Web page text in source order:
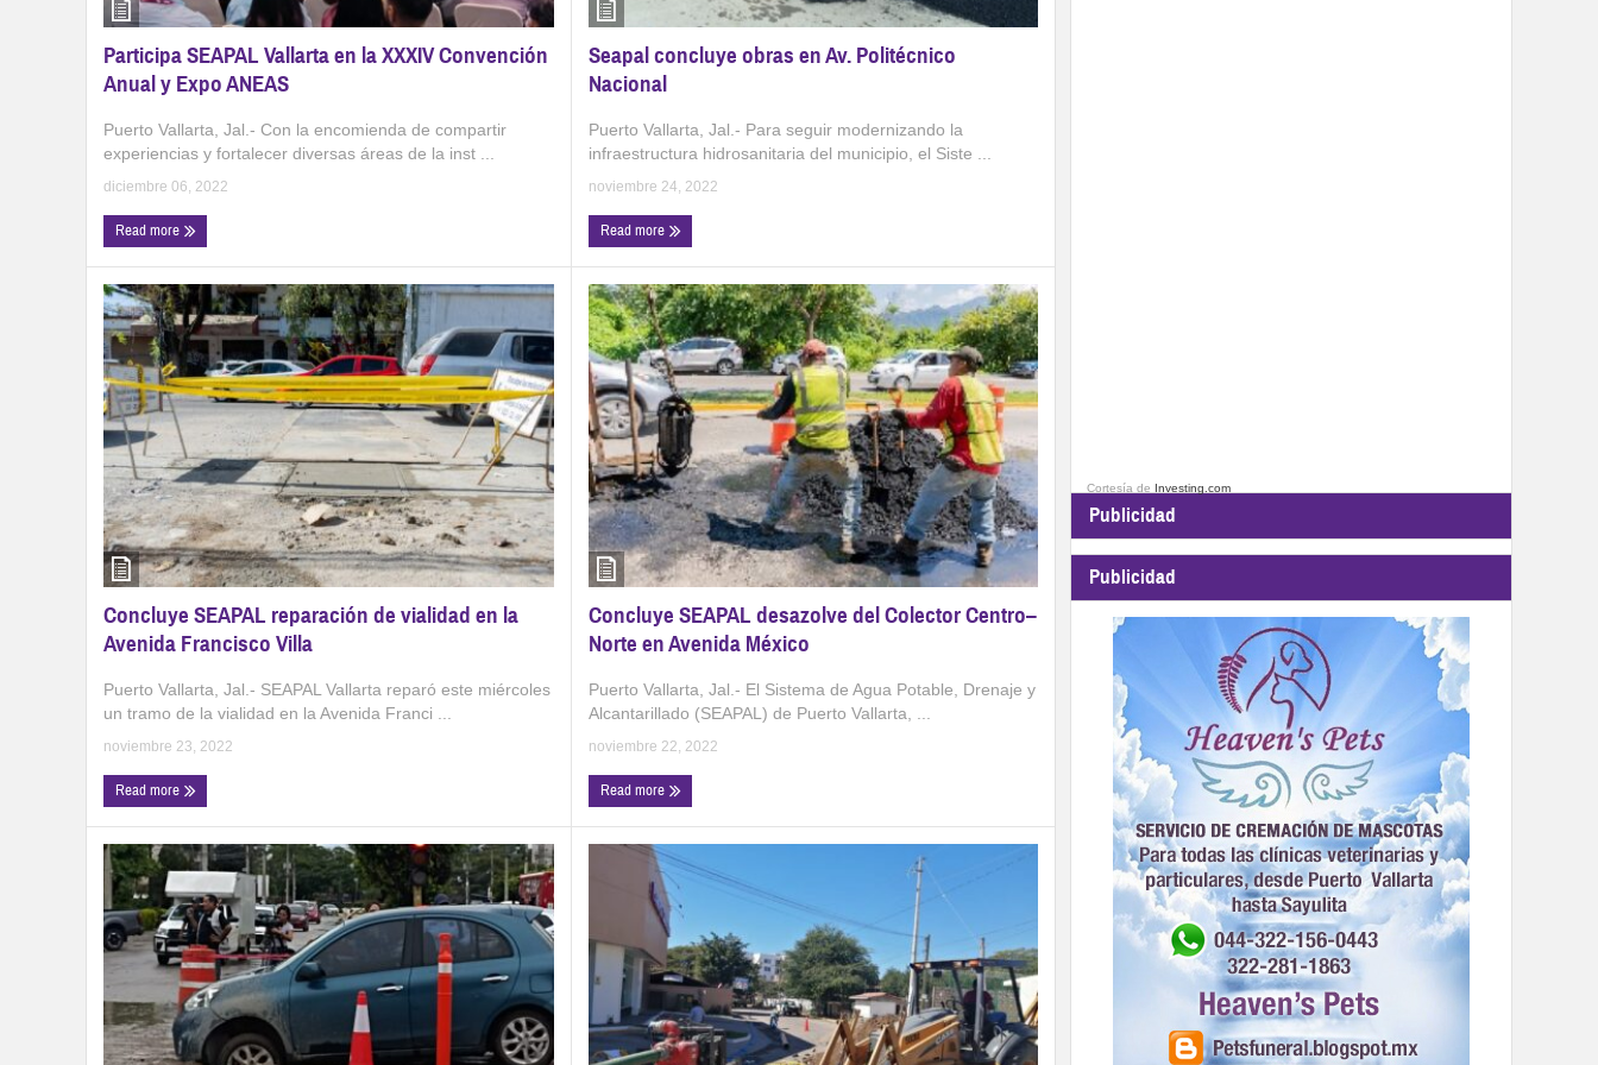
Participa SEAPAL Vallarta en la XXXIV Convención
Anual y Expo ANEAS
Puerto Vallarta, Jal.- Con la encomienda de compartir
experiencias y fortalecer diversas áreas de la inst ...
diciembre 06, 2022
Read more
Seapal concluye obras en Av. Politécnico
Nacional
Puerto Vallarta, Jal.- Para seguir modernizando la
infraestructura hidrosanitaria del municipio, el Siste ...
noviembre 24, 2022
Read more
Concluye SEAPAL reparación de vialidad en la
Avenida Francisco Villa
Puerto Vallarta, Jal.- SEAPAL Vallarta reparó este miércoles
un tramo de la vialidad en la Avenida Franci ...
noviembre 23, 2022
Read more
Concluye SEAPAL desazolve del Colector Centro–
Norte en Avenida México
Puerto Vallarta, Jal.- El Sistema de Agua Potable, Drenaje y
Alcantarillado (SEAPAL) de Puerto Vallarta, ...
noviembre 22, 2022
Read more
Cortesía de Investing.com
Publicidad
Publicidad